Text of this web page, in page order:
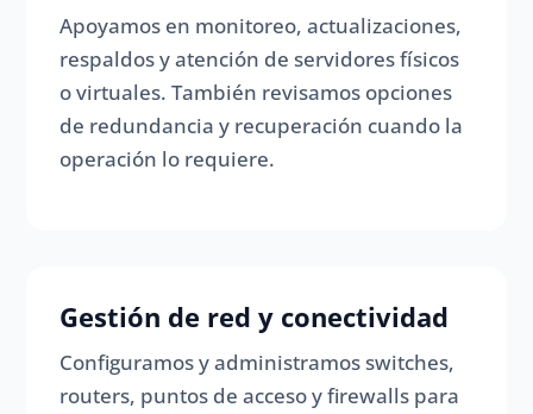
Apoyamos en monitoreo, actualizaciones,
respaldos y atención de servidores físicos
o virtuales. También revisamos opciones
de redundancia y recuperación cuando la
operación lo requiere.
Gestión de red y conectividad
Configuramos y administramos switches,
routers, puntos de acceso y firewalls para